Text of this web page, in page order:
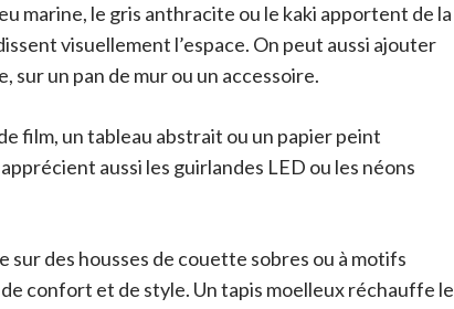
marine, le gris anthracite ou le kaki apportent de la
visuellement l’espace. On peut aussi ajouter
sur un pan de mur ou un accessoire.
film, un tableau abstrait ou un papier peint
aussi les guirlandes LED ou les néons
sur des housses de couette sobres ou à motifs
confort et de style. Un tapis moelleux réchauffe le